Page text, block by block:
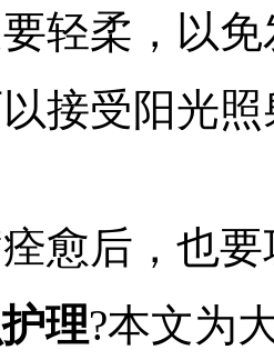
轻柔，以
接受阳光
愈后，也
理?本文为